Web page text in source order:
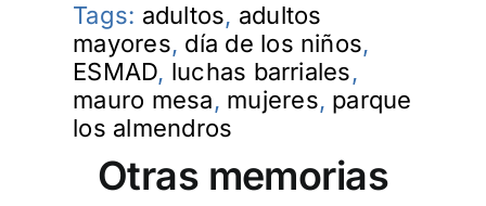
Tags: adultos, adultos
mayores, día de los niños,
ESMAD, luchas barriales,
mauro mesa, mujeres, parque
los almendros
Otras memorias